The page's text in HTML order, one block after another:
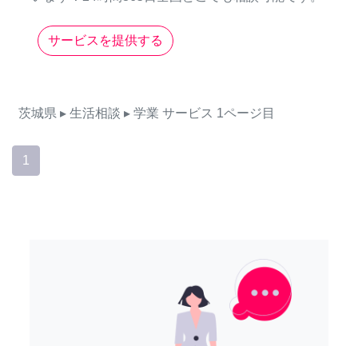
サービスを提供する
茨城県 ▸ 生活相談 ▸ 学業 サービス 1ページ目
1